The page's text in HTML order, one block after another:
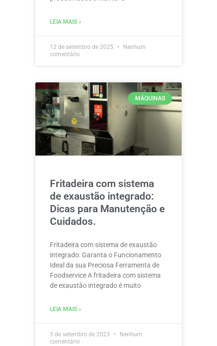
LEIA MAIS »
12 de setembro de 2025
Nenhum
comentário
MÁQUINAS
Fritadeira com sistema
de exaustão integrado:
Dicas para Manutenção e
Cuidados.
Fritadeira com sistema de exaustão
integrado: Garanta o Funcionamento
Ideal da sua Preciosa Ferramenta de
Foodservice A fritadeira com sistema
de exaustão integrado é muito
LEIA MAIS »
5 de setembro de 2023
Nenhum
comentário